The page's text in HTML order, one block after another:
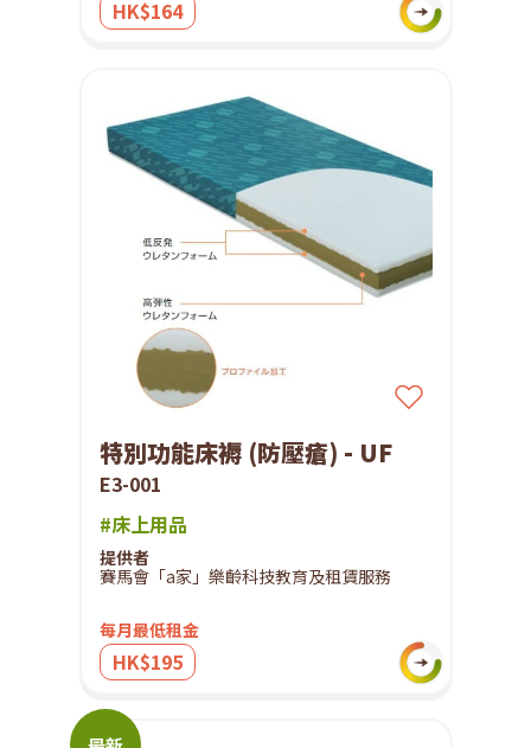
HK$164
特別功能床褥 (防壓瘡) - UF
E3-001
#床上用品
提供者
賽馬會「a家」樂齡科技教育及租賃服務
每月最低租金
HK$195